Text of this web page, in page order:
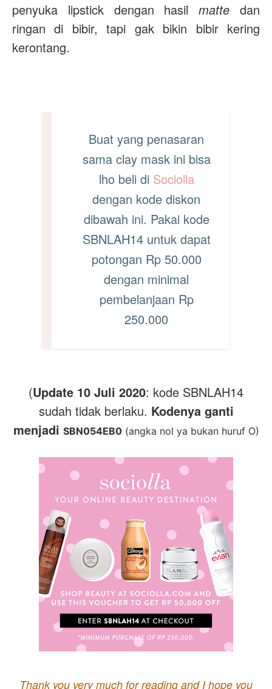
penyuka lipstick dengan hasilmattedan
ringan di bibir, tapi gak bikin bibir kering
kerontang.
Buat yang penasaran
sama clay mask ini bisa
lho beli di Sociolla
dengan kode diskon
dibawah ini. Pakai kode
SBNLAH14 untuk dapat
potongan Rp 50.000
dengan minimal
pembelanjaan Rp
250.000
(Update 10 Juli 2020: kode SBNLAH14
sudah tidak berlaku. Kodenya ganti
menjadi SBN054EB0(angka nol ya bukan huruf O)
Thank you very much for reading and I hope you